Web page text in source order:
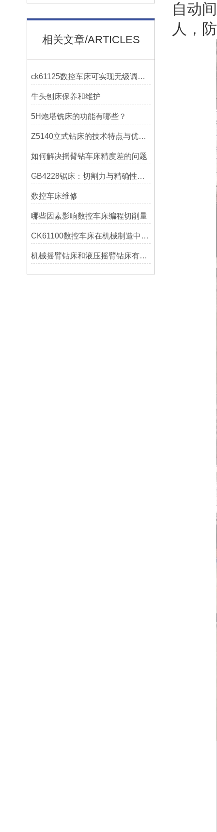
相关文章/ARTICLES
ck61125数控车床可实现无级调速控制
牛头刨床保养和维护
5H炮塔铣床的功能有哪些？
Z5140立式钻床的技术特点与优势分析
如何解决摇臂钻车床精度差的问题
GB4228锯床：切割力与精确性的结合
数控车床维修
哪些因素影响数控车床编程切削量
CK61100数控车床在机械制造中的实际表现
机械摇臂钻床和液压摇臂钻床有什么区别
自动
人，